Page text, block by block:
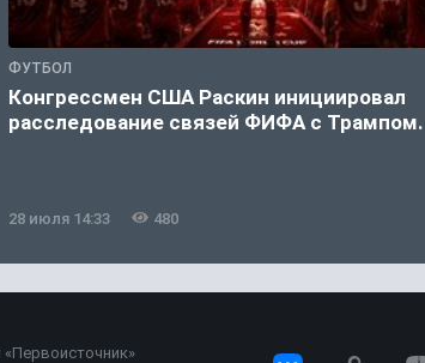
ФУТБОЛ
Конгрессмен США Раскин инициировал
расследование связей ФИФА с Трампом.
28 июля 14:33 480